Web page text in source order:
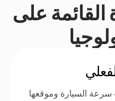
القائمة على
السيارة وموقعها